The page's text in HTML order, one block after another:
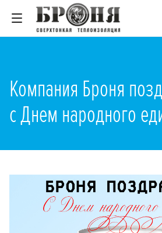
Компания Броня
с Днем народного